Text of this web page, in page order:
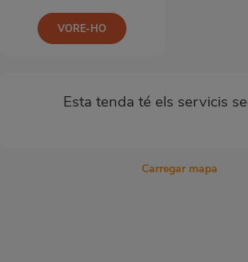
Esta tenda té els servicis
VORE-HO
Carregar mapa